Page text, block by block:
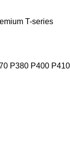
T-series
P380 P400 P410